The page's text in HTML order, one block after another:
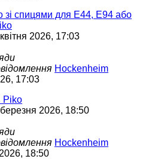
зі спицями для E44, E94 або
2026, 17:03
Hockenheim
17:03
Piko
2026, 18:50
Hockenheim
18:50